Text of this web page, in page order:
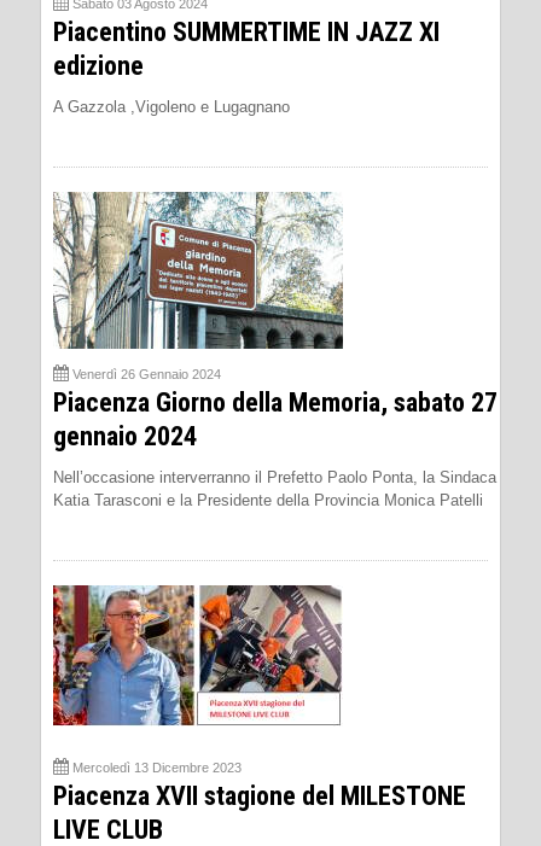
Sabato 03 Agosto 2024
Piacentino SUMMERTIME IN JAZZ XI
edizione
A Gazzola ,Vigoleno e Lugagnano
Venerdì 26 Gennaio 2024
Piacenza Giorno della Memoria, sabato 27
gennaio 2024
Nell’occasione interverranno il Prefetto Paolo Ponta, la Sindaca
Katia Tarasconi e la Presidente della Provincia Monica Patelli
Mercoledì 13 Dicembre 2023
Piacenza XVII stagione del MILESTONE
LIVE CLUB